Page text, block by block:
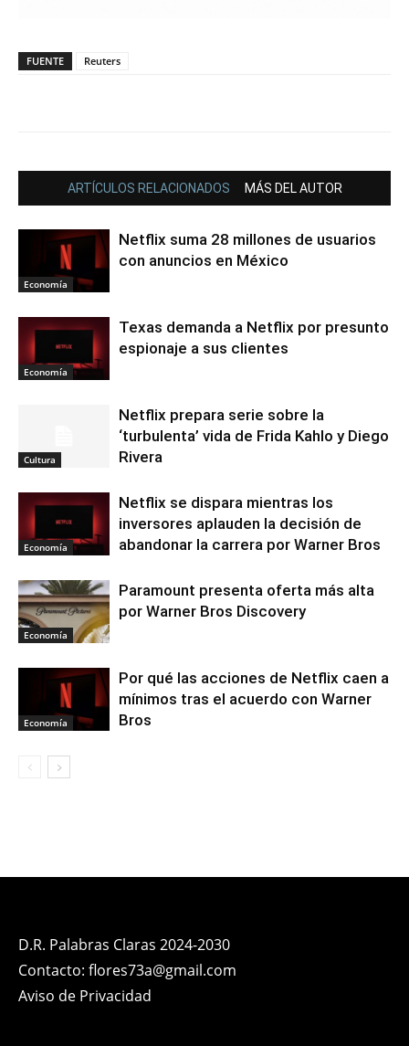
FUENTE Reuters
ARTÍCULOS RELACIONADOS MÁS DEL AUTOR
Economía
Netflix suma 28 millones de usuarios
con anuncios en México
Economía
Texas demanda a Netflix por presunto
espionaje a sus clientes
Cultura
Netflix prepara serie sobre la
‘turbulenta’ vida de Frida Kahlo y Diego
Rivera
Economía
Netflix se dispara mientras los
inversores aplauden la decisión de
abandonar la carrera por Warner Bros
Economía
Paramount presenta oferta más alta
por Warner Bros Discovery
Economía
Por qué las acciones de Netflix caen a
mínimos tras el acuerdo con Warner
Bros
D.R. Palabras Claras 2024-2030
Contacto: flores73a@gmail.com
Aviso de Privacidad